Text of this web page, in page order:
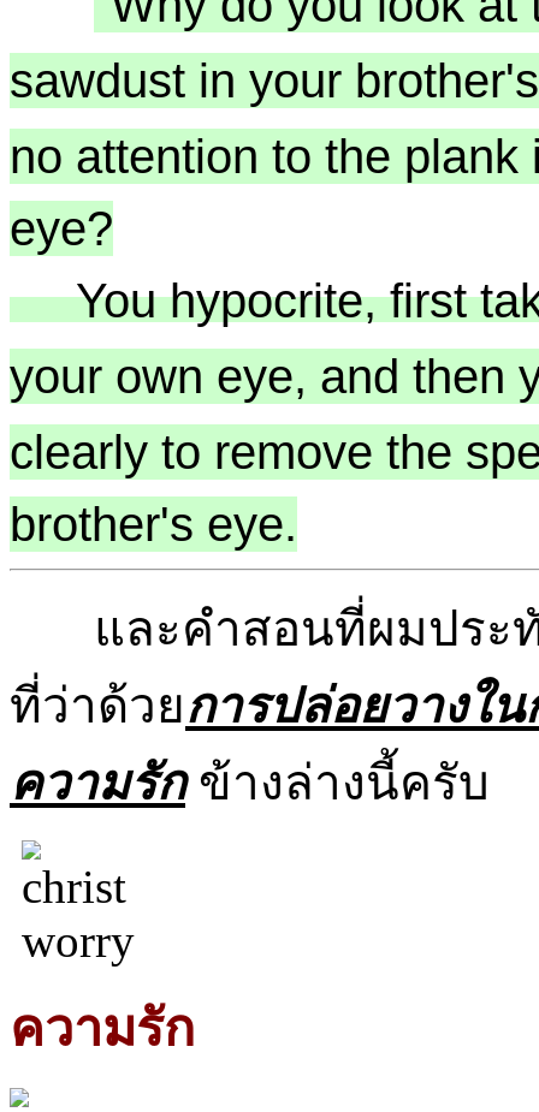
sawdust in your
no attention to the plank
eye?
You hypocrite, first
your own eye, and then
clearly to remove the
brother's eye.
และคำสอนที่ผมประ
ที่ว่าด้วยการปล่อยวางใ
ความรักข้างล่างนี้ครับ
ความรัก